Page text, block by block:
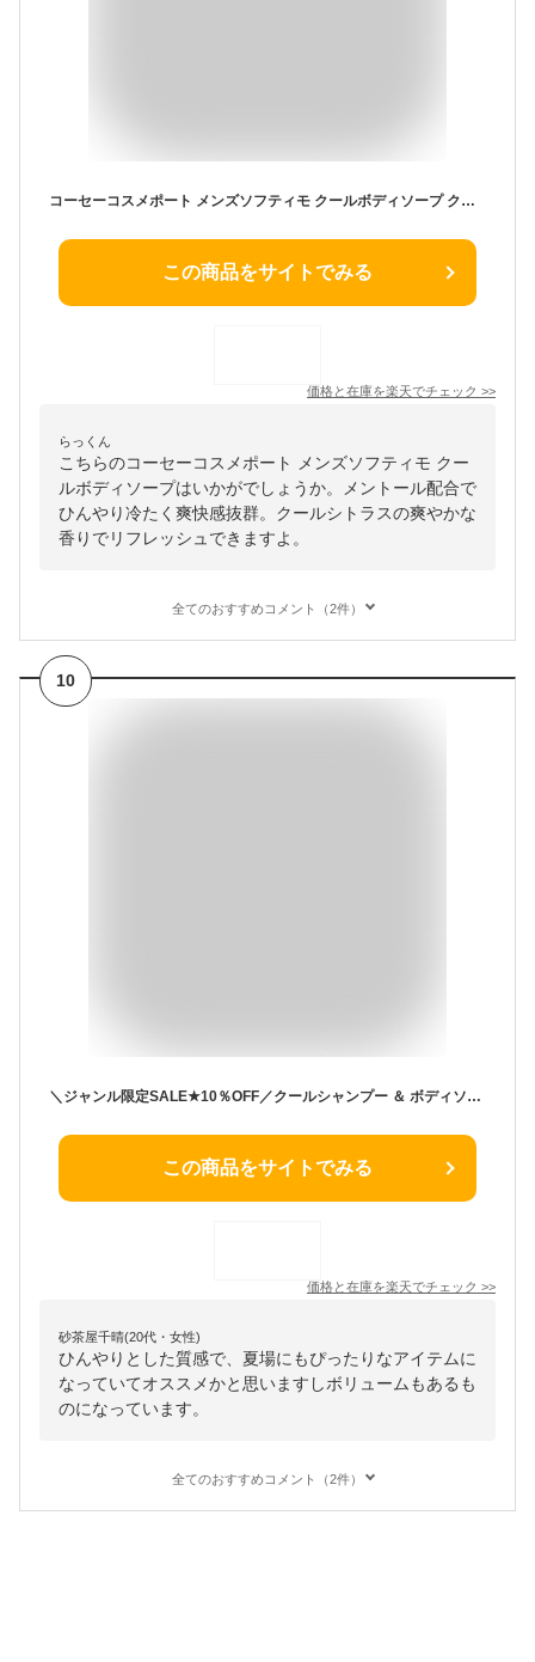
コーセーコスメポート メンズソフティモ クールボディソープ クールシトラスの香り 550ml ( 4971710380644 )
この商品をサイトでみる
価格と在庫を楽天でチェック >>
らっくん
こちらのコーセーコスメポート メンズソフティモ クー
ルボディソープはいかがでしょうか。メントール配合で
ひんやり冷たく爽快感抜群。クールシトラスの爽やかな
香りでリフレッシュできますよ。
全てのおすすめコメント（2件）
10
＼ジャンル限定SALE★10％OFF／クールシャンプー ＆ ボディソープ 【お得な全身セット】 氷的クール1L×各1本 冷感 メンズ 夏用 スッキリ ひんやり 汗対策 ニオイ対策 日本製 男性用 ボディーソープ シャンプー 体臭 加齢臭 大容量 ボトル ミント メントール ギフト
この商品をサイトでみる
価格と在庫を楽天でチェック >>
砂茶屋千晴(20代・女性)
ひんやりとした質感で、夏場にもぴったりなアイテムに
なっていてオススメかと思いますしボリュームもあるも
のになっています。
全てのおすすめコメント（2件）